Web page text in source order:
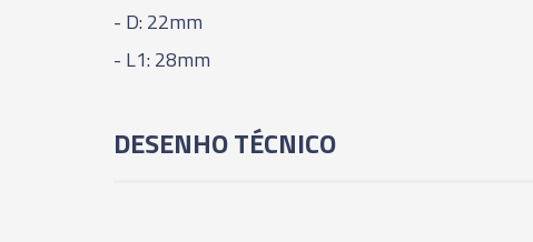
- D: 22mm
- L1: 28mm
DESENHO TÉCNICO